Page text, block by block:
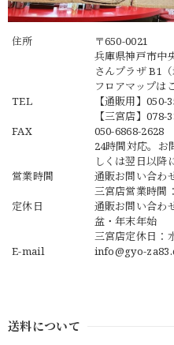
住所
〒650-0021
兵庫県神戸市中
さんプラザ B1
フロアマップは
TEL
【通販用】050-
【三宮店】078-
FAX
050-6868-2628
24時間対応。お
しくは翌日以降
営業時間
通販お問い合わ
三宮店営業時間
定休日
通販お問い合わ
盆・年末年始
三宮店定休日：
E-mail
info@gyo-
送料について